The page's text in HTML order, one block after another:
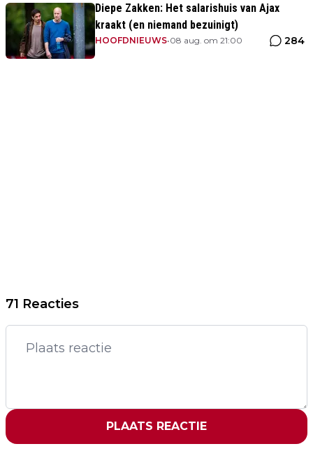
Diepe Zakken: Het salarishuis van Ajax
kraakt (en niemand bezuinigt)
HOOFDNIEUWS•08 aug. om 21:00 284
71 Reacties
PLAATS REACTIE